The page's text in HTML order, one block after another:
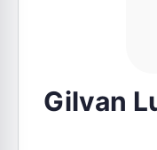
Gilvan